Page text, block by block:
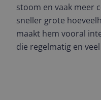
stoom en vaak meer
sneller grote
maakt hem vooral
die regelmatig en